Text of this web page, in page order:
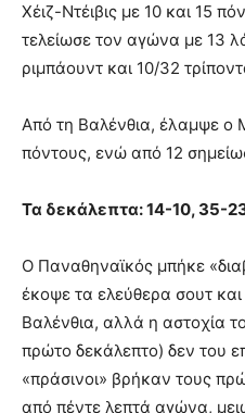
Χέιζ-Ντέιβις με 10 και 15
τελείωσε τον αγώνα με 13
ριμπάουντ και 10/32
Από τη Βαλένθια, έλαμψε
πόντους, ενώ από 12
Τα δεκάλεπτα: 14-10, 35-
Ο Παναθηναϊκός μπήκε
έκοψε τα ελεύθερα σουτ και
Βαλένθια, αλλά η αστοχία
πρώτο δεκάλεπτο) δεν του
«πράσινοι» βρήκαν τους
από πέντε λεπτά αγώνα,